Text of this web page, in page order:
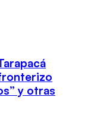
y otras